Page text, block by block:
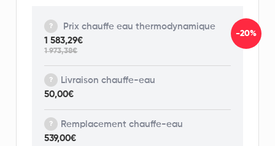
-20%
Prix chauffe eau thermodynamique
1 583,29€
1 973,38€
Livraison chauffe-eau
50,00€
Remplacement chauffe-eau
539,00€